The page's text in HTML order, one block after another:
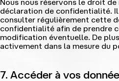
Nous nous réservons le droit
déclaration de confidentialité.
consulter régulièrement cette
confidentialité afin de prendre
modification éventuelle. De
activement dans la mesure du
7. Accéder à vos